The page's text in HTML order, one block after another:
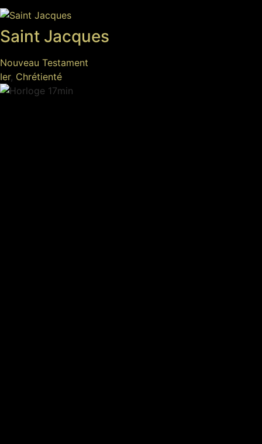
Saint Jacques
Nouveau Testament
Ier, Chrétienté
17min